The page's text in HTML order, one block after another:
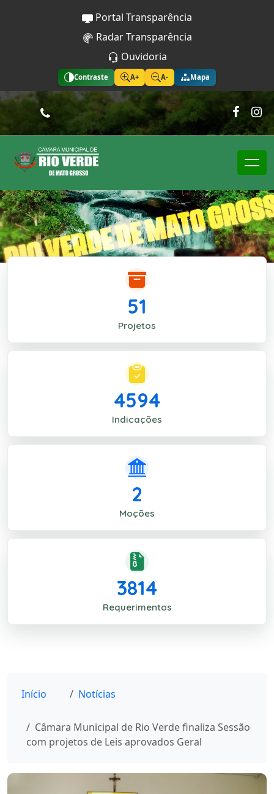
Portal Transparência
Radar Transparência
Ouvidoria
Contraste A+ A- Mapa
51
Projetos
4594
Indicações
2
Moções
3814
Requerimentos
Início Notícias
Câmara Municipal de Rio Verde finaliza Sessão
com projetos de Leis aprovados Geral